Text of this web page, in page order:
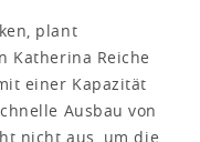
plant
Katherina Reiche
einer Kapazität
Ausbau von
nicht aus, um die